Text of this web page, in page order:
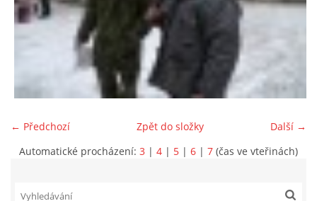
NATÁČENÍ V TELEVIZI
HISTORIE - 2010 - 2020
JAK NÁM POMOCI - POMÁHAJÍ NÁM :-)
← Předchozí Další →
Zpět do složky
Automatické procházení: 3 | 4 | 5 | 6 | 7 (čas ve vteřinách)